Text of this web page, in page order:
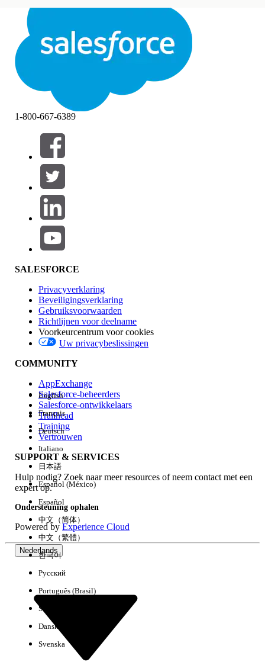
Sluiten Sluiten
Filters (0)
FILTERS SELECTEREN
Productgebied
Invloed op functies
Edition
Ervaring
Alles wissen Gereed
Geen resultaten
1-800-667-6389
SALESFORCE
Privacyverklaring
Beveiligingsverklaring
Gebruiksvoorwaarden
Richtlijnen voor deelname
Voorkeurcentrum voor cookies
Uw privacybeslissingen
COMMUNITY
AppExchange
Salesforce-beheerders
Salesforce-ontwikkelaars
Trailhead
Training
Vertrouwen
SUPPORT & SERVICES
Hulp nodig? Zoek naar meer resources of neem contact met een
expert op.
Ondersteuning ophalen
Powered byExperience Cloud
Nederlands
English
Français
Deutsch
Italiano
日本語
Español (México)
Español
中文（简体）
中文（繁體）
한국어
Русский
Português (Brasil)
Suomi
Dansk
Svenska